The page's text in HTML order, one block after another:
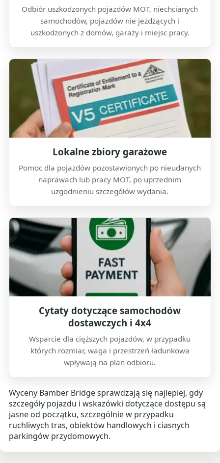
Odbiór uszkodzonych pojazdów MOT, niechcianych
samochodów, pojazdów nie jeżdżących i
uszkodzonych z domów, garaży i miejsc pracy.
Lokalne zbiory garażowe
Pomoc dla pojazdów pozostawionych po nieudanych
naprawach lub pracy MOT, po uprzednim
uzgodnieniu szczegółów wydania.
Cytaty dotyczące samochodów
dostawczych i 4x4
Wsparcie dla cięższych pojazdów, w przypadku
których rozmiar, waga i przestrzeń ładunkowa
wpływają na plan odbioru.
Wyceny Bamber Bridge sprawdzają się najlepiej, gdy
szczegóły pojazdu i wskazówki dotyczące dostępu są
jasne od początku, szczególnie w przypadku
ruchliwych tras, obiektów handlowych i ciasnych
parkingów przydomowych.